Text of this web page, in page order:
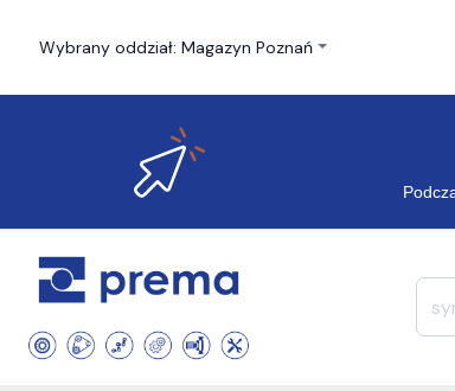
Wybrany oddział: Magazyn Poznań